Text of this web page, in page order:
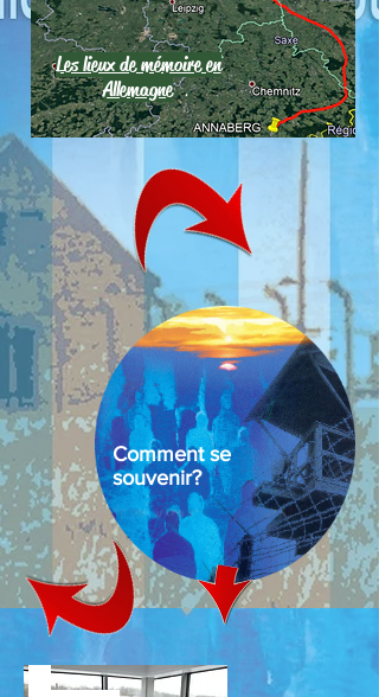
Les lieux de mémoire en
Allemagne
Comment se
souvenir?